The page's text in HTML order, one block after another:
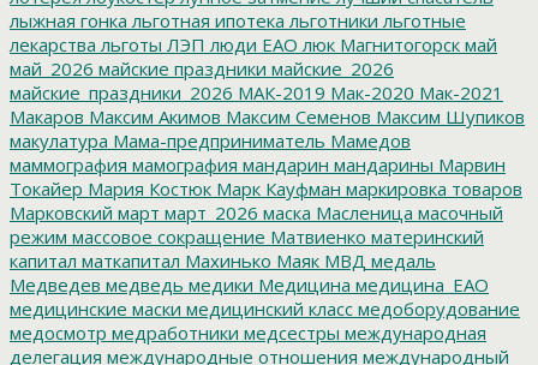
лыжная гонка льготная ипотека льготники льготные
лекарства льготы ЛЭП люди ЕАО люк Магнитогорск май
май_2026 майские праздники майские_2026
майские_праздники_2026 МАК-2019 Мак-2020 Мак-2021
Макаров Максим Акимов Максим Семенов Максим Шупиков
макулатура Мама-предприниматель Мамедов
маммография мамография мандарин мандарины Марвин
Токайер Мария Костюк Марк Кауфман маркировка товаров
Марковский март март_2026 маска Масленица масочный
режим массовое сокращение Матвиенко материнский
капитал маткапитал Махинько Маяк МВД медаль
Медведев медведь медики Медицина медицина_ЕАО
медицинские маски медицинский класс медоборудование
медосмотр медработники медсестры международная
делегация международные отношения международный